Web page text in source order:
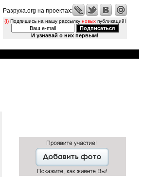
Разруха.org на проектах:
(!)Подпишись на нашу рассылку новыхпубликаций!
И узнавай о них первым!